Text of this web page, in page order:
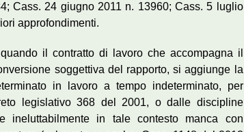
Cass. 24 giugno 2011 n. 13960; Cass. 5 luglio
approfondimenti.
il contratto di lavoro che accompagna il
soggettiva del rapporto, si aggiunge la
in lavoro a tempo indeterminato, per
legislativo 368 del 2001, o dalle discipline
ineluttabilmente in tale contesto manca con